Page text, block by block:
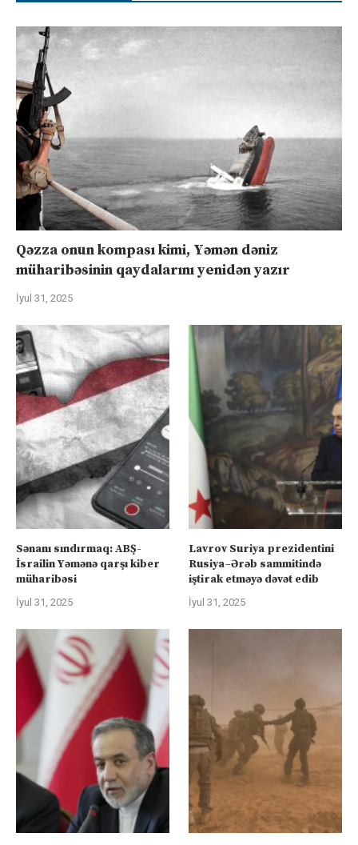
Qəzza onun kompası kimi, Yəmən dəniz
müharibəsinin qaydalarını yenidən yazır
İyul 31, 2025
Sənanı sındırmaq: ABŞ-
İsrailin Yəmənə qarşı kiber
müharibəsi
İyul 31, 2025
Lavrov Suriya prezidentini
Rusiya–Ərəb sammitində
iştirak etməyə dəvət edib
İyul 31, 2025